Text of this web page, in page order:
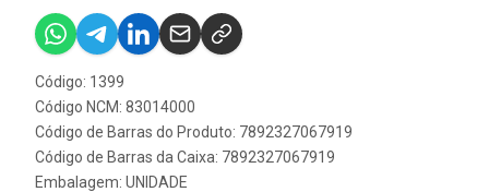
Código: 1399
Código NCM: 83014000
Código de Barras do Produto: 7892327067919
Código de Barras da Caixa: 7892327067919
Embalagem: UNIDADE